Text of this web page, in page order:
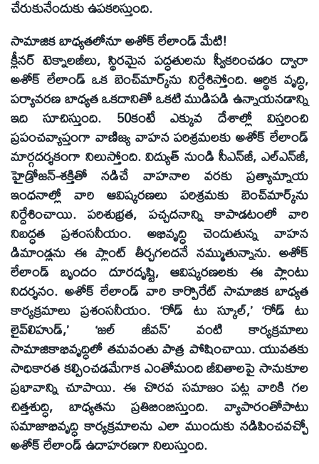
చేరుకునేందుకు ఉపకరిస్తుంది.
సామాజిక బాధ్యతలోనూ అశోక్‌ లేలాండ్‌ మేటి!
క్లీనర్‌ టెక్నాలజీలు, స్థిరమైన పద్ధతులను స్వీకరించడం ద్వారా
అశోక్‌ లేలాండ్‌ ఒక బెంచ్‌మార్క్‌ను నిర్దేశిస్తోంది. ఆర్థిక వృద్ధి,
పర్యావరణ బాధ్యత ఒకదానితో ఒకటి ముడిపడి ఉన్నాయనడాన్ని
ఇది సూచిస్తుంది. 50కంటే ఎక్కువ దేశాల్లో విస్తరించి
ప్రపంచవ్యాప్తంగా వాణిజ్య వాహన పరిశ్రమలకు అశోక్‌ లేలాండ్‌
మార్గదర్శకంగా నిలుస్తోంది. విద్యుత్‌ నుండి సీఎన్‌జీ, ఎల్‌ఎన్‌జీ,
హైడ్రోజన్‌-శక్తితో నడిచే వాహనాల వరకు ప్రత్యామ్నాయ
ఇంధనాల్లో వారి ఆవిష్కరణలు పరిశ్రమకు బెంచ్‌మార్క్‌ను
నిర్దేశించాయి. పరిశుభ్రత, పచ్చదనాన్ని కాపాడటంలో వారి
నిబద్ధత ప్రశంసనీయం. అభివృద్ధి చెందుతున్న వాహన
డిమాండ్లను ఈ ప్లాంట్‌ తీర్చగలదనే నమ్ముతున్నాను. అశోక్‌
లేలాండ్‌ బృందం దూరదృష్టి, ఆవిష్కరణలకు ఈ ప్లాంటు
నిదర్శనం. అశోక్‌ లేలాండ్‌ వారి కార్పొరేట్‌ సామాజిక బాధ్యత
కార్యక్రమాలు ప్రశంసనీయం. ‘రోడ్‌ టు స్కూల్‌,’ ‘రోడ్‌ టు
లైవ్‌లిహుడ్‌,’ ‘జల్‌ జీవన్‌’ వంటి కార్యక్రమాలు
సామాజికాభివృద్ధిలో తమవంతు పాత్ర పోషించాయి. యువతకు
సాధికారత కల్పించడమేగాక ఎంతోమంది జీవితాలపై సానుకూల
ప్రభావాన్ని చూపాయి. ఈ చొరవ సమాజం పట్ల వారికి గల
చిత్తశుద్ధి, బాధ్యతను ప్రతిబింబిస్తుంది. వ్యాపారంతోపాటు
సమాజాభివృద్ధి కార్యక్రమాలను ఎలా ముందుకు నడిపించవచ్చో
అశోక్‌ లేలాండ్‌ ఉదాహరణగా నిలుస్తుంది.